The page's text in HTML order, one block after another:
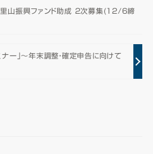
山振興ファンド助成 2次募集(12/6締
」～年末調整・確定申告に向けて